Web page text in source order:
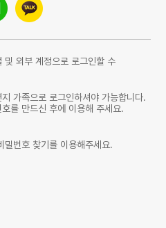
및 외부 계정으로 로그인할 수
가족으로 로그인하셔야 가능합니다.
를 만드신 후에 이용해 주세요.
밀번호 찾기를 이용해주세요.